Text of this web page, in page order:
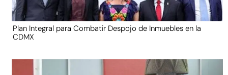
Plan Integral para Combatir Despojo de Inmuebles en la
CDMX